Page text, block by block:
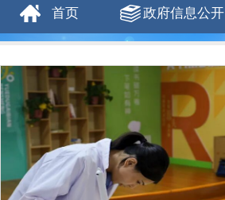
首页 政府信息公开